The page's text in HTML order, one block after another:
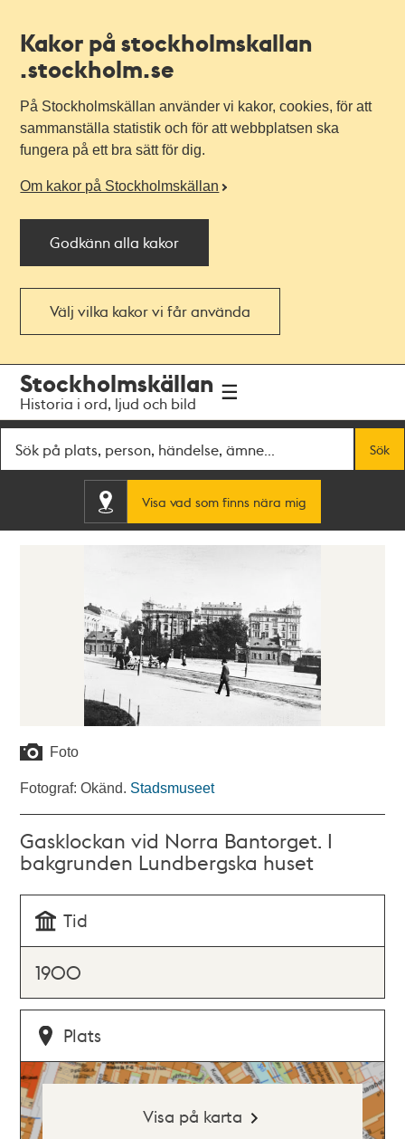
Kakor på stockholmskallan
.stockholm.se
På Stockholmskällan använder vi kakor, cookies, för att
sammanställa statistik och för att webbplatsen ska
fungera på ett bra sätt för dig.
Om kakor på Stockholmskällan
Godkänn alla kakor
Välj vilka kakor vi får använda
navigationen
huvudinnehållet
Stockholmskällan
Historia i ord, ljud och bild
Sök
Visa vad som finns nära mig
Foto
Fotograf: Okänd. Stadsmuseet
Gasklockan vid Norra Bantorget. I
bakgrunden Lundbergska huset
Tid
1900
Plats
Visa på karta